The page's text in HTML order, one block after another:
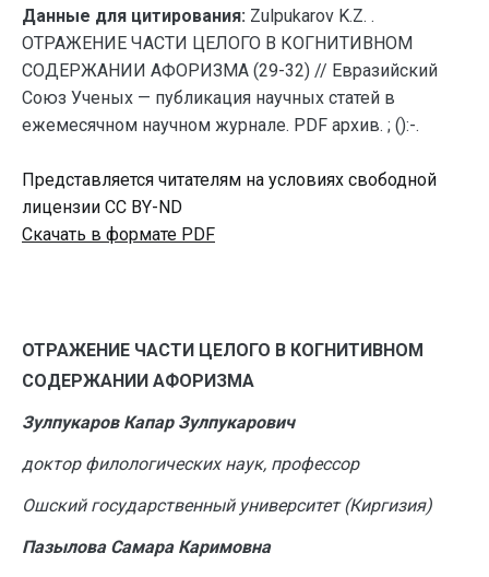
Данные для цитирования: Zulpukarov K.Z. .
ОТРАЖЕНИЕ ЧАСТИ ЦЕЛОГО В КОГНИТИВНОМ
СОДЕРЖАНИИ АФОРИЗМА (29-32) // Евразийский
Союз Ученых — публикация научных статей в
ежемесячном научном журнале. PDF архив. ; ():-.
Представляется читателям на условиях свободной
лицензии CC BY-ND
Скачать в формате PDF
ОТРАЖЕНИЕ ЧАСТИ ЦЕЛОГО В КОГНИТИВНОМ
СОДЕРЖАНИИ АФОРИЗМА
Зулпукаров Капар Зулпукарович
доктор филологических наук, профессор
Ошский государственный университет (Киргизия)
Пазылова Самара Каримовна